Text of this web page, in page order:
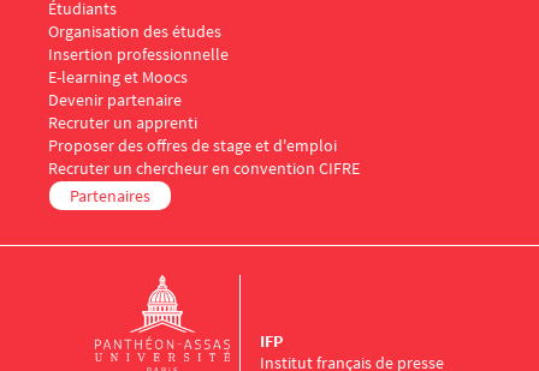
Menu Footer IFP 4
Étudiants
Organisation des études
Insertion professionnelle
E-learning et Moocs
Menu Footer IFP 5
Devenir partenaire
Recruter un apprenti
Proposer des offres de stage et d'emploi
Recruter un chercheur en convention CIFRE
Partenaires
Institut français de presse
IFP